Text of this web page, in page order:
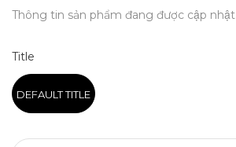
Thông tin sản phẩm đang được cập nhật
Title
DEFAULT TITLE